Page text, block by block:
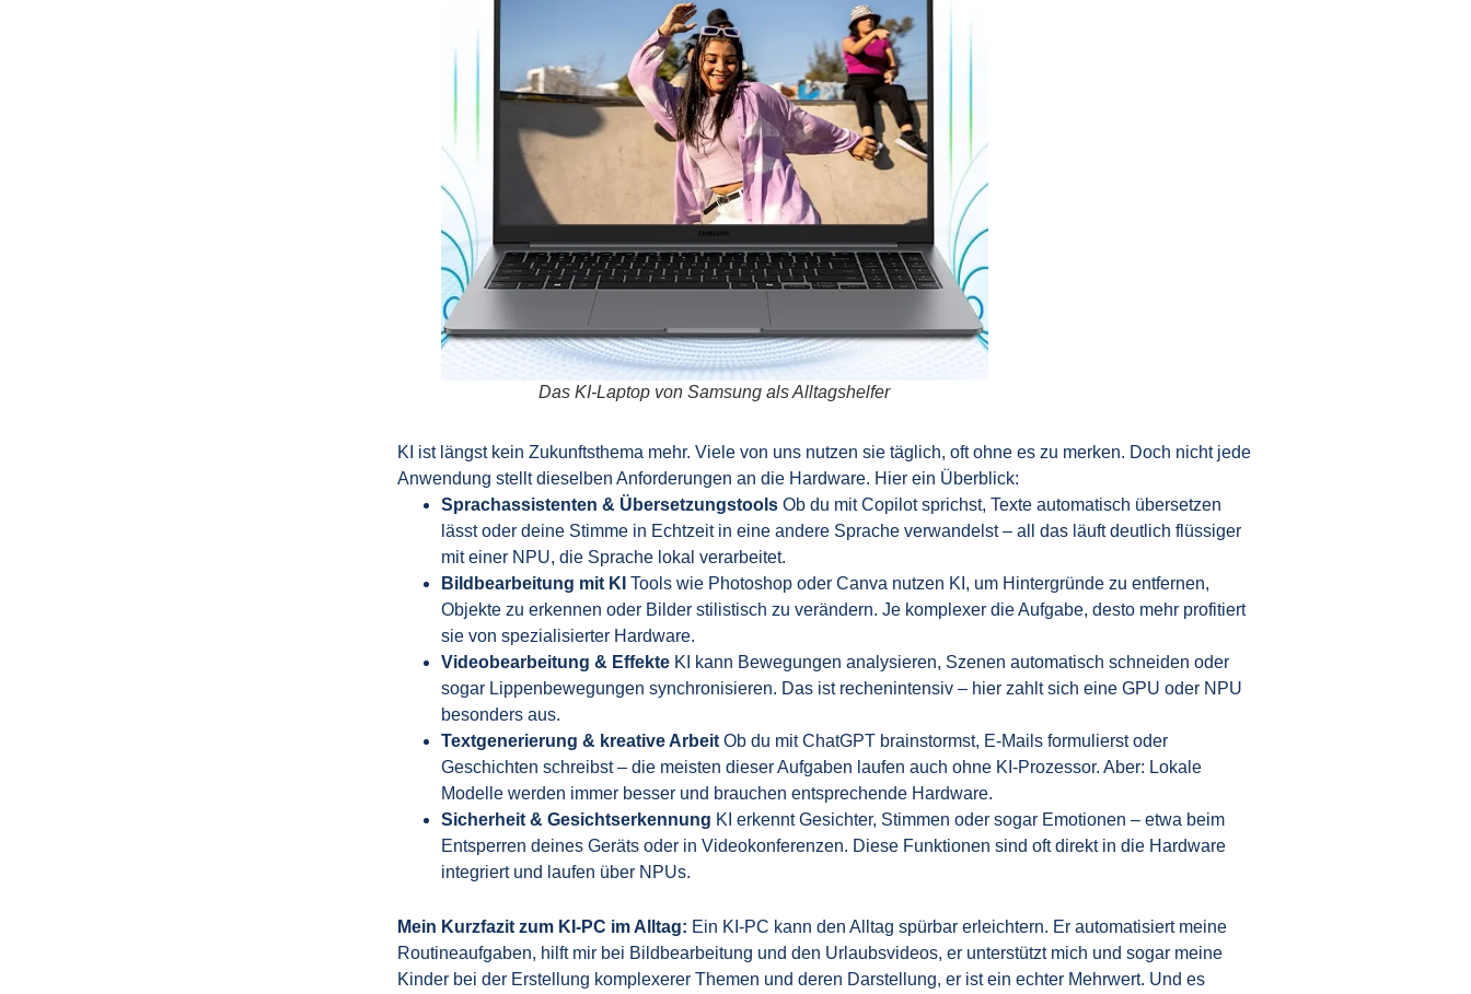
Das KI-Laptop von Samsung als Alltagshelfer
KI ist längst kein Zukunftsthema mehr. Viele von uns nutzen sie täglich, oft ohne es zu merken. Doch nicht jede
Anwendung stellt dieselben Anforderungen an die Hardware. Hier ein Überblick:
Sprachassistenten & ÜbersetzungstoolsOb du mit Copilot sprichst, Texte automatisch übersetzen
lässt oder deine Stimme in Echtzeit in eine andere Sprache verwandelst – all das läuft deutlich flüssiger
mit einer NPU, die Sprache lokal verarbeitet.
Bildbearbeitung mit KI Tools wie Photoshop oder Canva nutzen KI, um Hintergründe zu entfernen,
Objekte zu erkennen oder Bilder stilistisch zu verändern. Je komplexer die Aufgabe, desto mehr profitiert
sie von spezialisierter Hardware.
Videobearbeitung & EffekteKI kann Bewegungen analysieren, Szenen automatisch schneiden oder
sogar Lippenbewegungen synchronisieren. Das ist rechenintensiv – hier zahlt sich eine GPU oder NPU
besonders aus.
Textgenerierung & kreative ArbeitOb du mit ChatGPT brainstormst, E-Mails formulierst oder
Geschichten schreibst – die meisten dieser Aufgaben laufen auch ohne KI-Prozessor. Aber: Lokale
Modelle werden immer besser und brauchen entsprechende Hardware.
Sicherheit & Gesichtserkennung KI erkennt Gesichter, Stimmen oder sogar Emotionen – etwa beim
Entsperren deines Geräts oder in Videokonferenzen. Diese Funktionen sind oft direkt in die Hardware
integriert und laufen über NPUs.
Mein Kurzfazit zum KI-PC im Alltag: Ein KI-PC kann den Alltag spürbar erleichtern. Er automatisiert meine
Routineaufgaben, hilft mir bei Bildbearbeitung und den Urlaubsvideos, er unterstützt mich und sogar meine
Kinder bei der Erstellung komplexerer Themen und deren Darstellung, er ist ein echter Mehrwert. Und es